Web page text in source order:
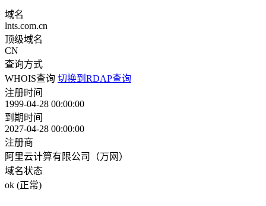
域名
lnts.com.cn
顶级域名
CN
查询方式
WHOIS查询 切换到RDAP查询
注册时间
1999-04-28 00:00:00
到期时间
2027-04-28 00:00:00
注册商
阿里云计算有限公司（万网）
域名状态
ok (正常)